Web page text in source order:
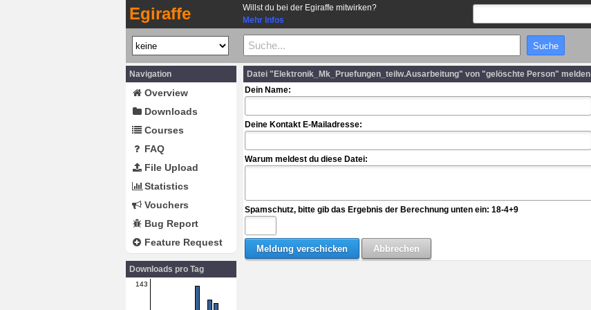
Egiraffe
Willst du bei der Egiraffe mitwirken?
Mehr Infos
Navigation
Overview
Downloads
Courses
FAQ
File Upload
Statistics
Vouchers
Bug Report
Feature Request
Downloads pro Tag
143
Datei "Elektronik_Mk_Pruefungen_teilw.Ausarbeitung" von "gelöschte Person" melden
Dein Name:
Deine Kontakt E-Mailadresse:
Warum meldest du diese Datei:
Spamschutz, bitte gib das Ergebnis der Berechnung unten ein: 18-4+9